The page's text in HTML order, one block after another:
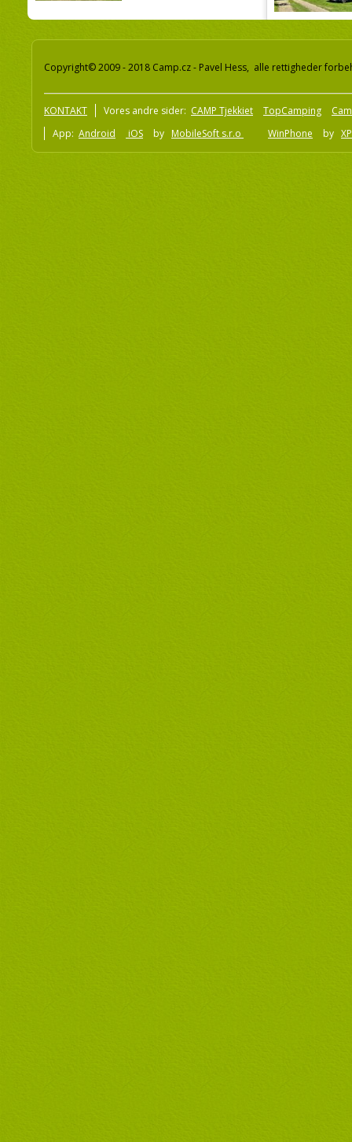
Copyright© 2009 - 2018 Camp.cz - Pavel Hess, alle rettigheder
KONTAKT Vores andre sider: CAMP Tjekkiet TopCamping
App: Android iOS by MobileSoft s.r.o WinPhone by